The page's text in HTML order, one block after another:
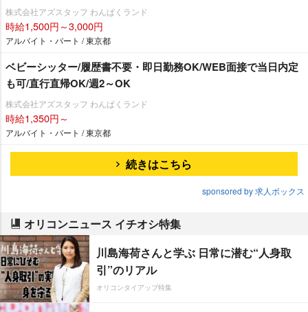
株式会社アズスタッフ わんぱくランド
時給1,500円～3,000円
アルバイト・パート / 東京都
ベビーシッター/履歴書不要・即日勤務OK/WEB面接で当日内定
も可/直行直帰OK/週2～OK
株式会社アズスタッフ わんぱくランド
時給1,350円～
アルバイト・パート / 東京都
続きはこちら
sponsored by 求人ボックス
オリコンニュース イチオシ特集
川島海荷さんと学ぶ 日常に潜む“人身取
引”のリアル
オリコンタイアップ特集